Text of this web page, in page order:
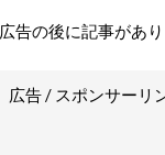
告の後に記事があ
広告 / スポンサーリ